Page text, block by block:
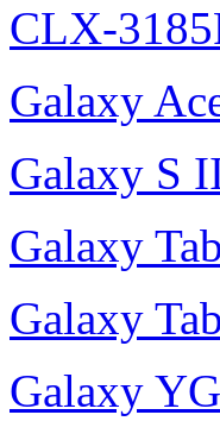
CLX-
Galaxy
Galaxy S
Galaxy
Galaxy
Galaxy